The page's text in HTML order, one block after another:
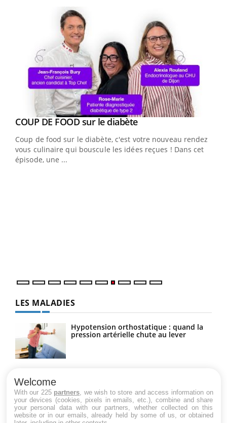
Youtube
COUP DE FOOD sur le diabèteYoutube
Coup de food sur le diabète, c'est votre nouveau rendez-
vous culinaire qui bouscule les idées reçues ! Dans cet
épisode, une ...
LES MALADIES
Hypotension orthostatique : quand la
pression artérielle chute au lever
Maladie de Charcot (Sclérose latérale
Welcome
With our 225 partners , we wish to store and access information on
your devices (cookies, pixels in emails, etc.), combine and share
your personal data with our partners, whether collected on this
website or in our emails, already held by some of us, or obtained